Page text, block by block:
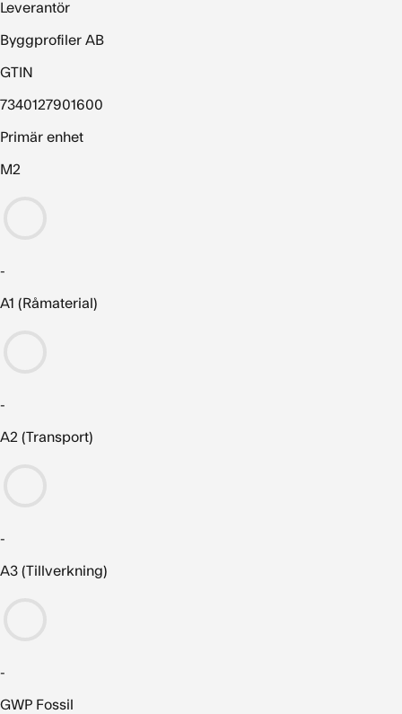
Leverantör
Byggprofiler AB
GTIN
7340127901600
Primär enhet
M2
-
A1 (Råmaterial)
-
A2 (Transport)
-
A3 (Tillverkning)
-
GWP Fossil